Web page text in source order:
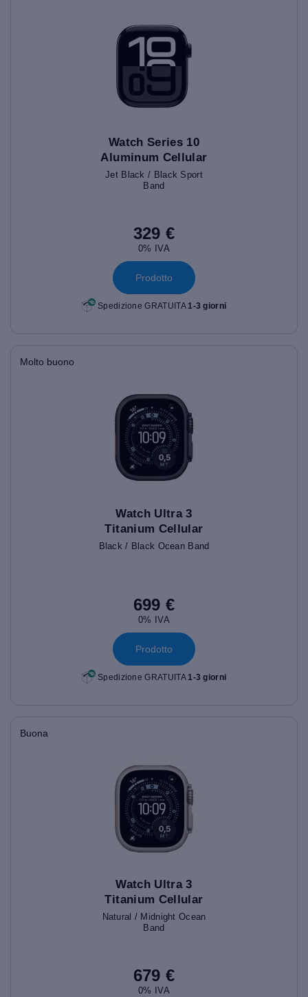
Watch Series 10
Aluminum Cellular
(46mm)
Jet Black / Black Sport
Band
329 €
0% IVA
Prodotto
Spedizione GRATUITA1-3 giorni
Molto buono
Watch Ultra 3
Titanium Cellular
(49mm)
Black / Black Ocean Band
699 €
0% IVA
Prodotto
Spedizione GRATUITA 1-3 giorni
Buona
Watch Ultra 3
Titanium Cellular
(49mm)
Natural / Midnight Ocean
Band
679 €
0% IVA